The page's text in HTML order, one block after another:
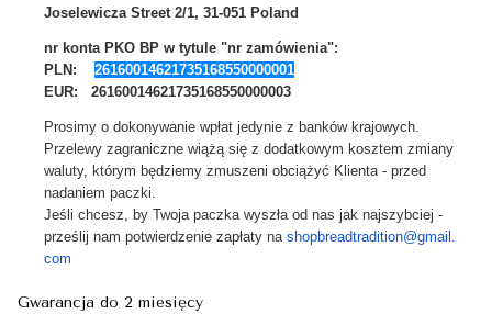
Joselewicza Street 2/1, 31-051 Poland
nr konta PKO BP w tytule "nr zamówienia":
PLN: 26160014621735168550000001
EUR: 26160014621735168550000003
Prosimy o dokonywanie wpłat jedynie z banków krajowych.
Przelewy zagraniczne wiążą się z dodatkowym kosztem zmiany
waluty, którym będziemy zmuszeni obciążyć Klienta - przed
nadaniem paczki.
Jeśli chcesz, by Twoja paczka wyszła od nas jak najszybciej -
prześlij nam potwierdzenie zapłaty na shopbreadtradition@gmail.
com
Gwarancja do 2 miesięcy